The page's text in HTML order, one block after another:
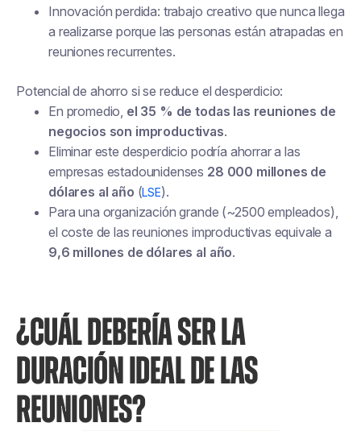
Innovación perdida: trabajo creativo que nunca llega
a realizarse porque las personas están atrapadas en
reuniones recurrentes.
Potencial de ahorro si se reduce el desperdicio:
En promedio, el 35 % de todas las reuniones de
negocios son improductivas.
Eliminar este desperdicio podría ahorrar a las
empresas estadounidenses 28 000 millones de
dólares al año (LSE).
Para una organización grande (~2500 empleados),
el coste de las reuniones improductivas equivale a
9,6 millones de dólares al año.
¿CUÁL DEBERÍA SER LA
DURACIÓN IDEAL DE LAS
REUNIONES?